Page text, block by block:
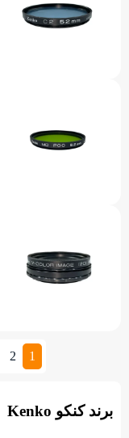
1
2
برند کنکو Kenko